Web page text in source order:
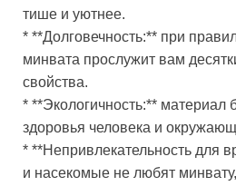
тише и уютнее.
* **Долговечность:** при
минвата прослужит вам
свойства.
* **Экологичность:** материал
здоровья человека и
* **Непривлекательность для
и насекомые не любят